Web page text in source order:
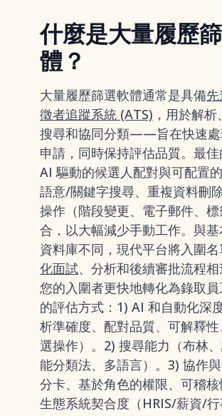
什麼是大量履歷
體？
大量履歷篩選軟體通常是具備
徵者追蹤系統 (ATS) ，用於解析
搜尋和協同分類——旨在快速處
申請，同時保持評估品質。最
AI 驅動的候選人配對與可配置的
語意/關鍵字搜尋、重複資料刪
操作（階段變更、電子郵件、
合，以大幅減少手動工作。與
資料庫不同，現代平台將入圍名
化面試、分析和後續審批流程
您的入圍者更快地轉化為錄取
的評估方式：1) AI 和自動化深
析準確度、配對品質、可解釋
選操作）。2) 搜尋能力（布林
能分類法、多語言）。3) 協作
分卡、基於角色的權限、可稽
生態系統契合度（HRIS/薪資/